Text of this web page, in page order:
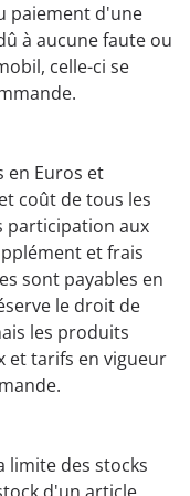
paiement d'une
à aucune faute ou
celle-ci se
en Euros et
coût de tous les
participation aux
et frais
sont payables en
le droit de
les produits
et tarifs en vigueur
limite des stocks